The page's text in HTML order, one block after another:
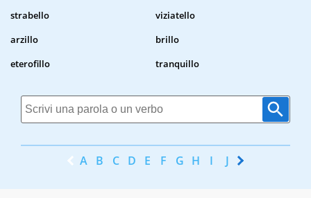
strabello
viziatello
arzillo
brillo
eterofillo
tranquillo
A B C D E F G H I J K